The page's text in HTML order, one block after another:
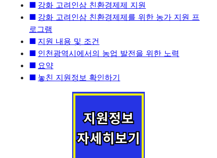
강화 고려인삼 친환경제제 지원
강화 고려인삼 친환경제제를 위한 농가 지원 프
로그램
지원 내용 및 조건
인천광역시에서의 농업 발전을 위한 노력
요약
놓친 지원정보 확인하기